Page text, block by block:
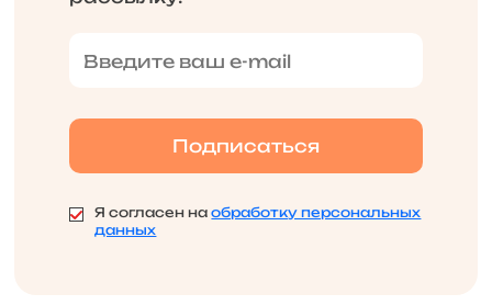
Я согласен наобработку персональных
данных